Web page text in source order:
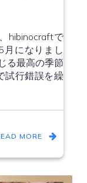
hibinocraftで
になりまし
る最高の季節
試行錯誤を繰
MORE